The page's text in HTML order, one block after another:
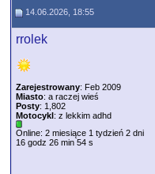
14.06.2026, 18:55
rrolek
Zarejestrowany: Feb 2009
Miasto: a raczej wieś
Posty: 1,802
Motocykl: z lekkim adhd
Online: 2 miesiące 1 tydzień 2 dni
16 godz 26 min 54 s